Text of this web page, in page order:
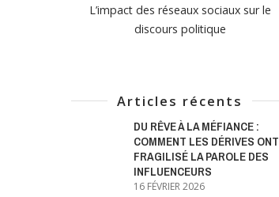
L’impact des réseaux sociaux sur le
discours politique
Articles récents
DU RÊVE À LA MÉFIANCE :
COMMENT LES DÉRIVES ONT
FRAGILISÉ LA PAROLE DES
INFLUENCEURS
16 FÉVRIER 2026